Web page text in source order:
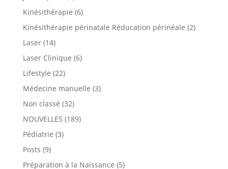
Kinésithérapie (6)
Kinésithérapie périnatale Réducation périnéale (2)
Laser(14)
Laser Clinique (6)
Lifestyle (22)
Médecine manuelle (3)
Non classé (32)
NOUVELLES (189)
Pédiatrie (3)
Posts (9)
Préparation à la Naissance (5)